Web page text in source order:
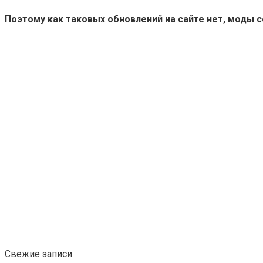
Поэтому как таковых обновлений на сайте нет, моды
Свежие записи